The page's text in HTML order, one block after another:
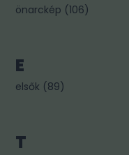
önarckép (106)
E
elsők (89)
T